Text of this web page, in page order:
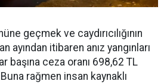
geçmek ve caydırıcılığının
ayından itibaren anız yangınları
başına ceza oranı 698,62 TL
rağmen insan kaynaklı